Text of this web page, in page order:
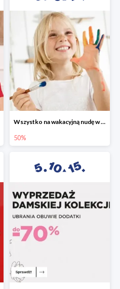
Wszystko na wakacyjną nudę w 5.10.15 - gry i zabawki do -50%
50%